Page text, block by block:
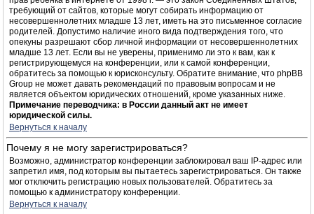
требующий от сайтов, которые могут собирать информацию от
несовершеннолетних младше 13 лет, иметь на это письменное согласие
родителей. Допустимо наличие иного вида подтверждения того, что
опекуны разрешают сбор личной информации от несовершеннолетних
младше 13 лет. Если вы не уверены, применимо ли это к вам, как к
регистрирующемуся на конференции, или к самой конференции,
обратитесь за помощью к юрисконсульту. Обратите внимание, что phpBB
Group не может давать рекомендаций по правовым вопросам и не
является объектом юридических отношений, кроме указанных ниже.
Примечание переводчика: в России данный акт не имеет
юридической силы.
Вернуться к началу
Почему я не могу зарегистрироваться?
Возможно, администратор конференции заблокировал ваш IP-адрес или
запретил имя, под которым вы пытаетесь зарегистрироваться. Он также
мог отключить регистрацию новых пользователей. Обратитесь за
помощью к администратору конференции.
Вернуться к началу